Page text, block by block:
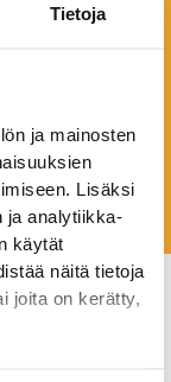
Tietoja
ja mainosten
Lisäksi
ja analytiikka-
käytät
näitä tietoja
joita on kerätty,